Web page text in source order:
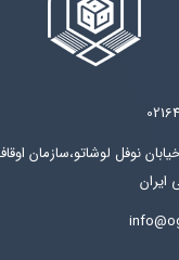
نوفل لوشاتو،سازمان